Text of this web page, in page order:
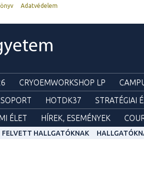
Adatvédelem
CRYOEMWORKSHOP LP
HOTDK37
STRATÉGIAI
ÉLET HÍREK, ESEMÉNYEK
FELVETT HALLGATÓKNAK